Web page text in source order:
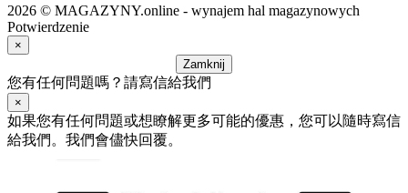
2026 © MAGAZYNY.online - wynajem hal magazynowych
Potwierdzenie
×
Zamknij
您有任何問題嗎？請寫信給我們
×
如果您有任何問題或想瞭解更多可能的優惠，您可以隨時寫信
給我們。我們會儘快回覆。